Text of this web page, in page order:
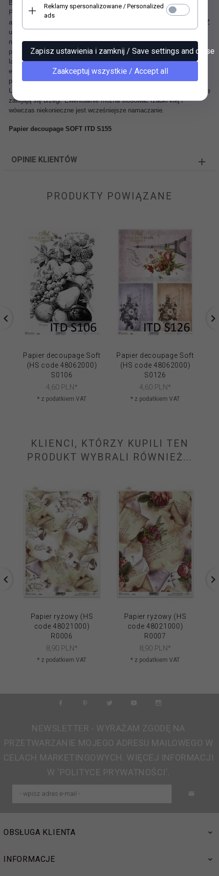
Bardzo cienki – 40 gram. Arkusz wielkości 210 x 297 mm.
Papier doskonały na różne podłoża! Świetny do dekorowania drewna
ale również do innych powierzchni jak: szkło, mdf, czy też styropian. Z
uwagi na niską gramaturę papieru Soft oraz jego małą grubość, papier
nie wymaga tak dużej ilości lakieru, jak przy innych papierach
przeznaczonych do decoupage. Z reguły wystarczają 2-3 warstwy
lakieru. Choć soft jest bardzo cienkim papierem, odznacza się dużą
elastycznością i doskonale samoistnie likwiduje pęcherzyki powietrza
powstałe podczas przyklejania.
Uwaga! Moczymy po stronie, którą smarujemy klejem - dzięki temu nie
zawijają się brzegi. Ewentualnie można stosować rzadki klej i
wówczas niekonieczne jest wcześniejsze namaczanie.
Papier decoupage SOFT ITD S155
OPINIE KLIENTÓW
PRODUKTY POWIĄZANE
Papier decoupage Soft
(HS code 48062000)
S0106
4,60 PLN*
* z podatkiem VAT
Papier decoupage Soft
(HS code 48062000)
S0126
4,60 PLN*
* z podatkiem VAT
KLIENCI, KTÓRZY KUPILI TEN
PRODUKT WYBRALI RÓWNIEŻ...
Papier ryżowy (HS
code 48021000)
R0006
8,90 PLN*
* z podatkiem VAT
Papier ryżowy (HS
code 48021000)
R0007
8,90 PLN*
* z podatkiem VAT
NEWSLETTER - WYRAŻAM ZGODĘ NA
PRZETWARZANIE MOJEGO ADRESU MAILOWEGO W
CELACH MARKETINGOWYCH. WIĘCEJ INFORMACJI
W 'POLITYCE PRYWATNOŚCI'.
OBSŁUGA KLIENTA
INFORMACJE
Reklamy spersonalizowane / Personalized
ads
Zapisz ustawienia i zamknij / Save settings and close
Zaakceptuj wszystkie / Accept all